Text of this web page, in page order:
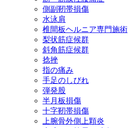
側副靭帯損傷
水泳肩
椎間板ヘルニア専門施術
梨状筋症候群
斜角筋症候群
捻挫
指の痛み
手足のしびれ
弾発股
半月板損傷
十字靭帯損傷
上腕骨外側上顆炎